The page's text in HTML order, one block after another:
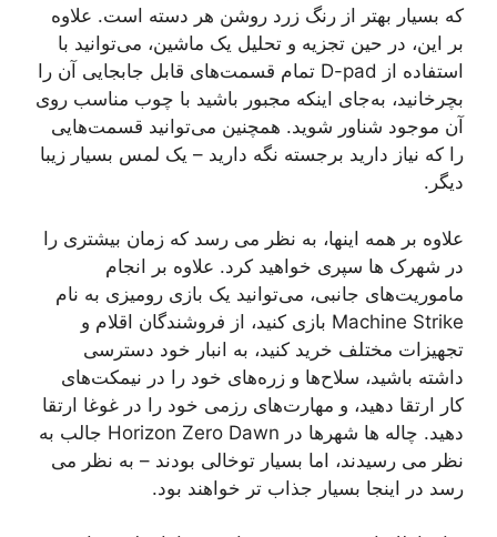
که بسیار بهتر از رنگ زرد روشن هر دسته است. علاوه
بر این، در حین تجزیه و تحلیل یک ماشین، می‌توانید با
استفاده از D-pad تمام قسمت‌های قابل جابجایی آن را
بچرخانید، به‌جای اینکه مجبور باشید با چوب مناسب روی
آن موجود شناور شوید. همچنین می‌توانید قسمت‌هایی
را که نیاز دارید برجسته نگه دارید – یک لمس بسیار زیبا
دیگر.
علاوه بر همه اینها، به نظر می رسد که زمان بیشتری را
در شهرک ها سپری خواهید کرد. علاوه بر انجام
ماموریت‌های جانبی، می‌توانید یک بازی رومیزی به نام
Machine Strike بازی کنید، از فروشندگان اقلام و
تجهیزات مختلف خرید کنید، به انبار خود دسترسی
داشته باشید، سلاح‌ها و زره‌های خود را در نیمکت‌های
کار ارتقا دهید، و مهارت‌های رزمی خود را در غوغا ارتقا
دهید. چاله ها شهرها در Horizon Zero Dawn جالب به
نظر می رسیدند، اما بسیار توخالی بودند – به نظر می
رسد در اینجا بسیار جذاب تر خواهند بود.